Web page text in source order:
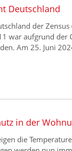
Deutschland
der
war aufgrund der
Am 25. Juni
in der
die